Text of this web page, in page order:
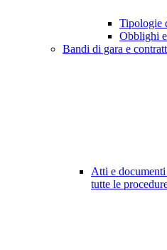
Tipologie
Obblighi
Bandi di gara e
Atti e
tutte le